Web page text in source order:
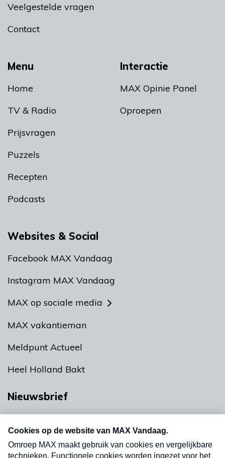
Menu
Home
TV & Radio
Prijsvragen
Puzzels
Recepten
Podcasts
Interactie
MAX Opinie Panel
Oproepen
Veelgestelde vragen
Contact
Websites & Social
Facebook MAX Vandaag
Instagram MAX Vandaag
MAX op sociale media
MAX vakantieman
Meldpunt Actueel
Heel Holland Bakt
Nieuwsbrief
nieuwsbrief. Elke vrijdag- en dinsdagochtend in
uw mailbox.